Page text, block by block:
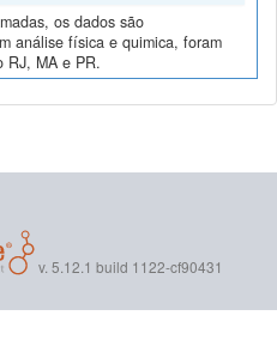
os dados são
análise física e quimica, foram
RJ, MA e PR.
v. 5.12.1 build 1122-cf90431